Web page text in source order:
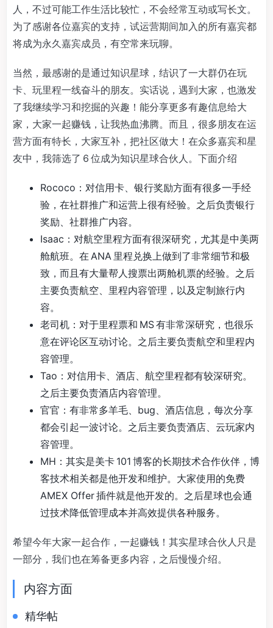
人，不过可能工作生活比较忙，不会经常互动或写长文。
为了感谢各位嘉宾的支持，试运营期间加入的所有嘉宾都
将成为永久嘉宾成员，有空常来玩聊。
当然，最感谢的是通过知识星球，结识了一大群仍在玩
卡、玩里程一线奋斗的朋友。实话说，遇到大家，也激发
了我继续学习和挖掘的兴趣！能分享更多有趣信息给大
家，大家一起赚钱，让我热血沸腾。而且，很多朋友在运
营方面有特长，大家互补，把社区做大！在众多嘉宾和星
友中，我筛选了 6 位成为知识星球合伙人。下面介绍
Rococo：对信用卡、银行奖励方面有很多一手经
验，在社群推广和运营上很有经验。之后负责银行
奖励、社群推广内容。
Isaac：对航空里程方面有很深研究，尤其是中美两
舱航班。在 ANA 里程兑换上做到了非常细节和极
致，而且有大量帮人搜票出两舱机票的经验。之后
主要负责航空、里程内容管理，以及定制旅行内
容。
老司机：对于里程票和 MS 有非常深研究，也很乐
意在评论区互动讨论。之后主要负责航空和里程内
容管理。
Tao：对信用卡、酒店、航空里程都有较深研究。
之后主要负责酒店内容管理。
官官：有非常多羊毛、bug、酒店信息，每次分享
都会引起一波讨论。之后主要负责酒店、云玩家内
容管理。
MH：其实是美卡 101 博客的长期技术合作伙伴，博
客技术相关都是他开发和维护。大家使用的免费
AMEX Offer 插件就是他开发的。之后星球也会通
过技术降低管理成本并高效提供各种服务。
希望今年大家一起合作，一起赚钱！其实星球合伙人只是
一部分，我们也在筹备更多内容，之后慢慢介绍。
内容方面
精华帖